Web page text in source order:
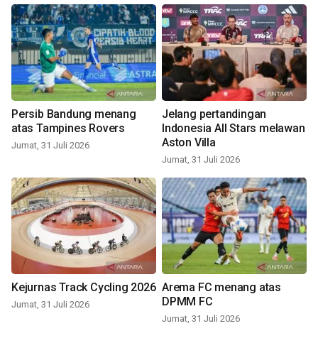
Persib Bandung menang
atas Tampines Rovers
Jumat, 31 Juli 2026
Jelang pertandingan
Indonesia All Stars melawan
Aston Villa
Jumat, 31 Juli 2026
Kejurnas Track Cycling 2026
Jumat, 31 Juli 2026
Arema FC menang atas
DPMM FC
Jumat, 31 Juli 2026